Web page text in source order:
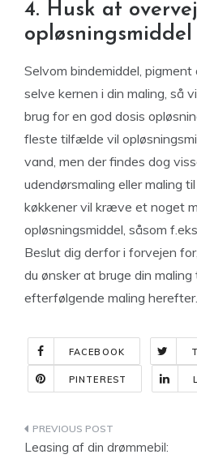
4. Husk at
opløsningsmiddel
Selvom bindemiddel,
selve kernen i din maling, så
brug for en god dosis
fleste tilfælde vil
vand, men der findes dog
udendørsmaling eller maling
køkkener vil kræve et noget
opløsningsmiddel, såsom
Beslut dig derfor i forvejen
du ønsker at bruge din
efterfølgende maling herefter.
FACEBOOK
PINTEREST
Indlægsnavigation
Leasing af din drømmebil: